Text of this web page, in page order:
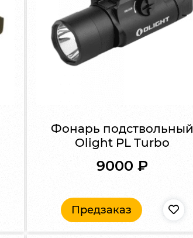
Фонарь подствольный
Olight PL Turbo
9000₽
Предзаказ